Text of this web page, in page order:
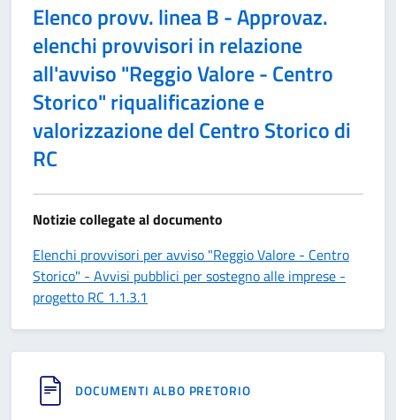
Elenco provv. linea B - Approvaz.
elenchi provvisori in relazione
all'avviso "Reggio Valore - Centro
Storico" riqualificazione e
valorizzazione del Centro Storico di
RC
Notizie collegate al documento
Elenchi provvisori per avviso "Reggio Valore - Centro
Storico" - Avvisi pubblici per sostegno alle imprese -
progetto RC 1.1.3.1
DOCUMENTI ALBO PRETORIO